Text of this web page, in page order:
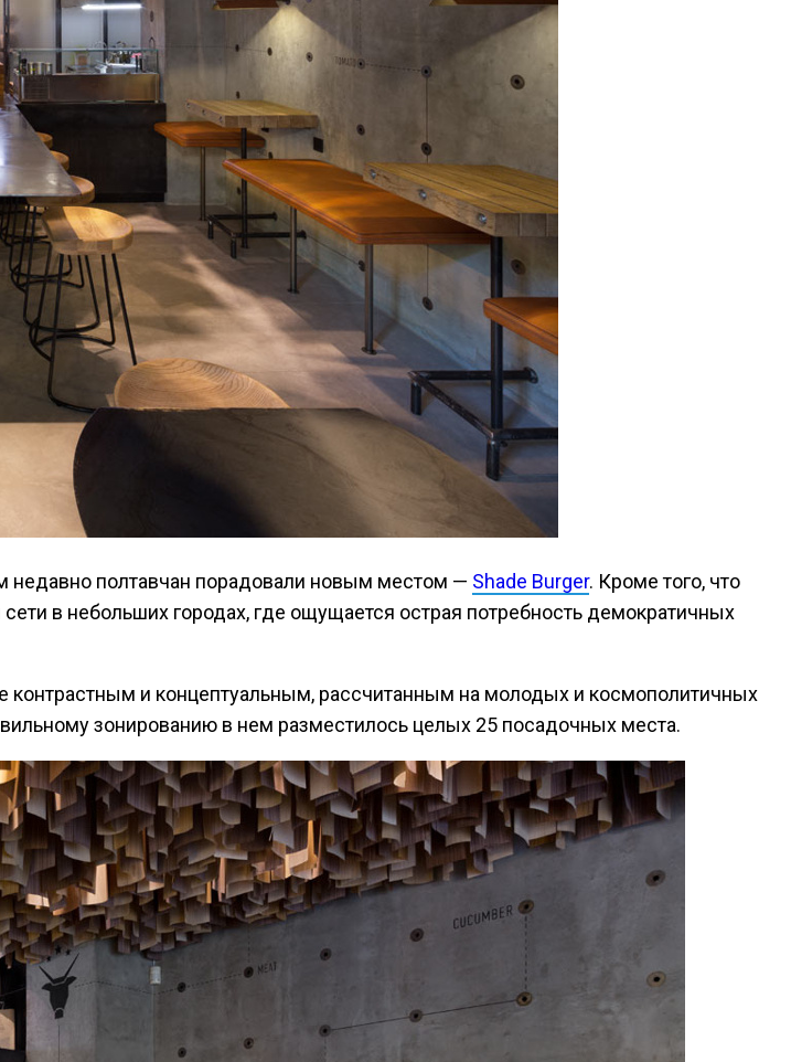
недавно полтавчан порадовали новым местом — Shade Burger. Кроме того, что
в небольших городах, где ощущается острая потребность демократичных
контрастным и концептуальным, рассчитанным на молодых и космополитичных
зонированию в нем разместилось целых 25 посадочных места.